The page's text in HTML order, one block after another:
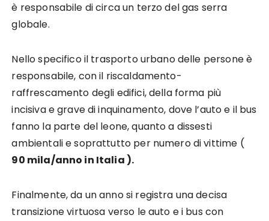
è responsabile di circa un terzo del gas serra
globale.
Nello specifico il trasporto urbano delle persone è
responsabile, con il riscaldamento-
raffrescamento degli edifici, della forma più
incisiva e grave di inquinamento, dove l’auto e il bus
fanno la parte del leone, quanto a dissesti
ambientali e soprattutto per numero di vittime (
90 mila/anno in Italia ).
Finalmente, da un anno si registra una decisa
transizione virtuosa verso le auto e i bus con